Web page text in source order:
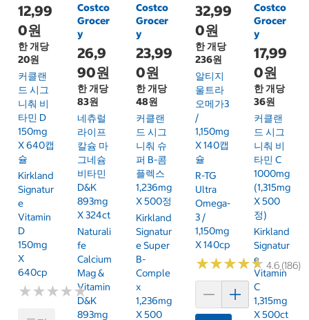
12,99
0원
한 개당
20원
커클랜
드 시그
니춰 비
타민 D
150mg
X 640캡
슐
Kirkland
Signatur
E
Vitamin
D
150mg
X
640cp
★★★★★
★★★★★
Costco
Grocer
y
26,9
90원
한 개당
83원
네츄럴
라이프
칼슘 마
그네슘
비타민
D&K
893mg
X 324ct
Naturali
Fe
Calcium
Mag &
Vitamin
D&K
893mg
Costco
Grocer
y
23,99
0원
한 개당
48원
커클랜
드 시그
니춰 슈
퍼 B-콤
플렉스
1,236mg
X 500정
Kirkland
Signatur
E Super
B-
Comple
X
1,236mg
X 500
32,99
0원
한 개당
236원
알티지
울트라
오메가3
/
1,150mg
X 140캡
슐
R-TG
Ultra
Omega-
3 /
1,150mg
X 140cp
★★★★★
★★★★★ 4.6 (186)
Costco
Grocer
y
17,99
0원
한 개당
36원
커클랜
드 시그
니춰 비
타민 C
1000mg
(1,315mg
X 500
정)
Kirkland
Signatur
E
Vitamin
C
1,315mg
X 500ct